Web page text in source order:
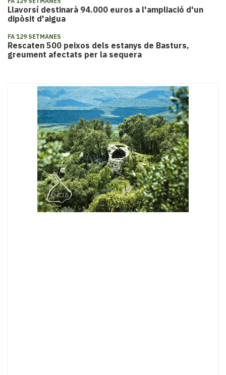
Llavorsí destinarà 94.000 euros a l'ampliació d'un
dipòsit d'aigua
FA 129 SETMANES
Rescaten 500 peixos dels estanys de Basturs,
greument afectats per la sequera